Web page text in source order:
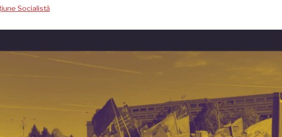
Socialistă